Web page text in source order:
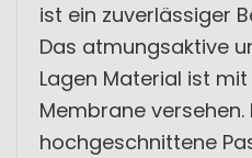
ist ein zuverlässiger
Das atmungsaktive
Lagen Material ist mit
Membrane versehen.
hochgeschnittene